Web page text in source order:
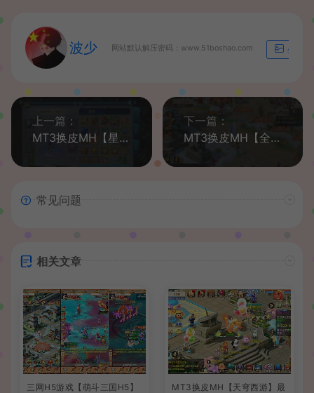
波少 网站默认解压密码：www.51boshao.com 生成海
上一篇：
MT3换皮MH【星空西游】最新整理Linux独家手工端+安卓苹果双端+GM后台+详细搭建教程+全套源码
下一篇：
MT3换皮MH【全靠爆搬搬西游端游风】最新整理Linux手工服务端+安卓苹果双端+GM后台+详细搭建教程+全套源码+赞助攻略
常见问题
相关文章
三网H5游戏【萌斗三国H5】
MT3换皮MH【天穹西游】最